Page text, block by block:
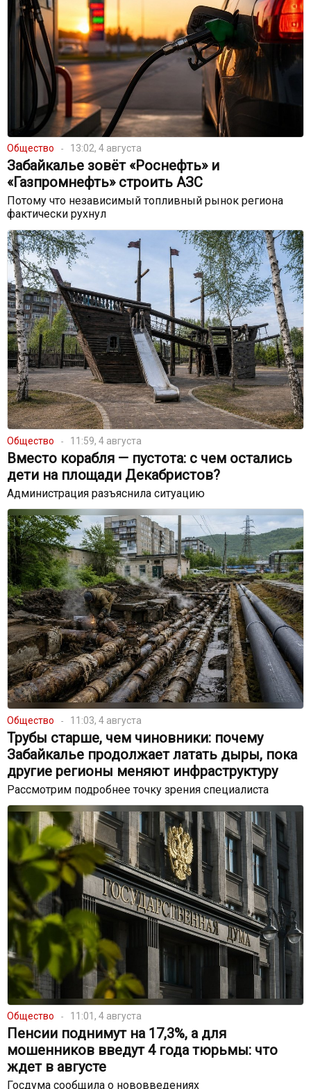
Общество 13:02, 4 августа
Забайкалье зовёт «Роснефть» и
«Газпромнефть» строить АЗС
Потому что независимый топливный рынок региона
фактически рухнул
Общество 11:59, 4 августа
Вместо корабля — пустота: с чем остались
дети на площади Декабристов?
Администрация разъяснила ситуацию
Общество 11:03, 4 августа
Трубы старше, чем чиновники: почему
Забайкалье продолжает латать дыры, пока
другие регионы меняют инфраструктуру
Рассмотрим подробнее точку зрения специалиста
Общество 11:01, 4 августа
Пенсии поднимут на 17,3%, а для
мошенников введут 4 года тюрьмы: что
ждет в августе
Госдума сообщила о нововведениях